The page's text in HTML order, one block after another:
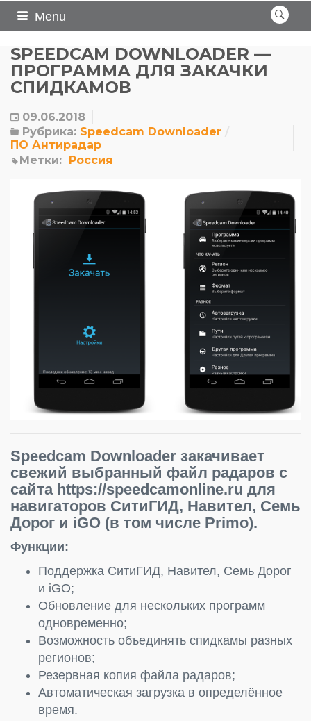
Menu
SPEEDCAM DOWNLOADER —
ПРОГРАММА ДЛЯ ЗАКАЧКИ
СПИДКАМОВ
09.06.2018
Рубрика: Speedcam Downloader
ПО Антирадар
Метки: Россия
Speedcam Downloader закачивает
свежий выбранный файл радаров с
сайта https://speedcamonline.ru для
навигаторов СитиГИД, Навител, Семь
Дорог и iGO (в том числе Primo).
Функции:
Поддержка СитиГИД, Навител, Семь Дорог
и iGO;
Обновление для нескольких программ
одновременно;
Возможность объединять спидкамы разных
регионов;
Резервная копия файла радаров;
Автоматическая загрузка в определённое
время.